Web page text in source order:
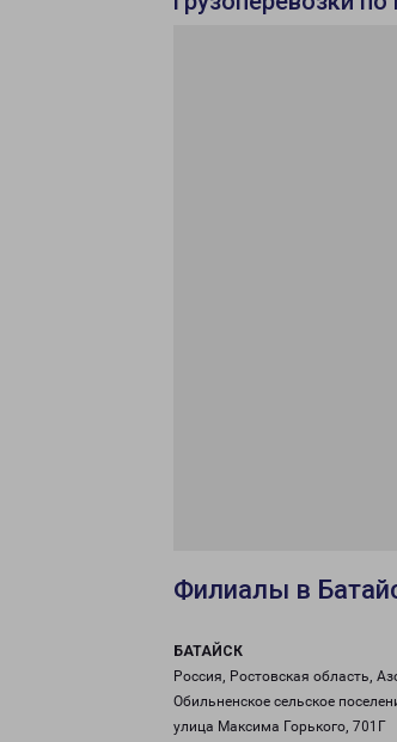
Филиалы в
БАТАЙСК
Россия, Ростовская область,
Обильненское сельское
улица Максима Горького, 701Г